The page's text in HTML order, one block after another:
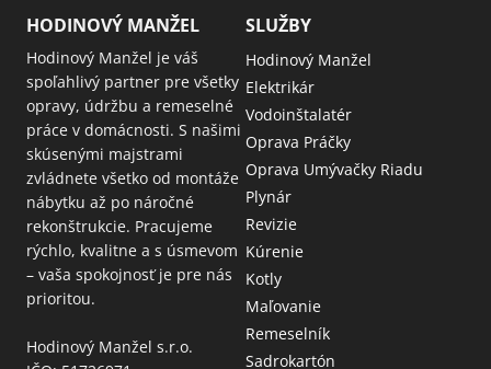
HODINOVÝ MANŽEL
Hodinový Manžel je váš
spoľahlivý partner pre všetky
opravy, údržbu a remeselné
práce v domácnosti. S našimi
skúsenými majstrami
zvládnete všetko od montáže
nábytku až po náročné
rekonštrukcie. Pracujeme
rýchlo, kvalitne a s úsmevom
– vaša spokojnosť je pre nás
prioritou.
Hodinový Manžel s.r.o.
SLUŽBY
Hodinový Manžel
Elektrikár
Vodoinštalatér
Oprava Práčky
Oprava Umývačky Riadu
Plynár
Revizie
Kúrenie
Kotly
Maľovanie
Remeselník
Sadrokartón